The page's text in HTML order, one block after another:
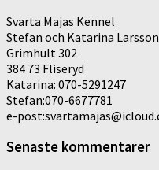
Svarta Majas Kennel
Stefan och Katarina Larsson
Grimhult 302
384 73 Fliseryd
Katarina: 070-5291247
Stefan:070-6677781
e-
Senaste kommentarer